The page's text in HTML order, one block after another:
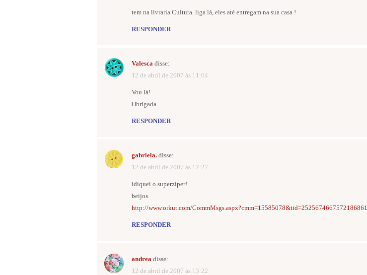
tem na livraria Cultura. liga lá, eles até entregam na sua casa !
RESPONDER
Valesca disse:
12 de abril de 2007 às 11:04
Vou lá!
Obrigada
RESPONDER
gabriela. disse:
12 de abril de 2007 às 12:27
idiquei o superziper!
beijos.
http://www.orkut.com/
RESPONDER
andrea disse:
12 de abril de 2007 às 13:22